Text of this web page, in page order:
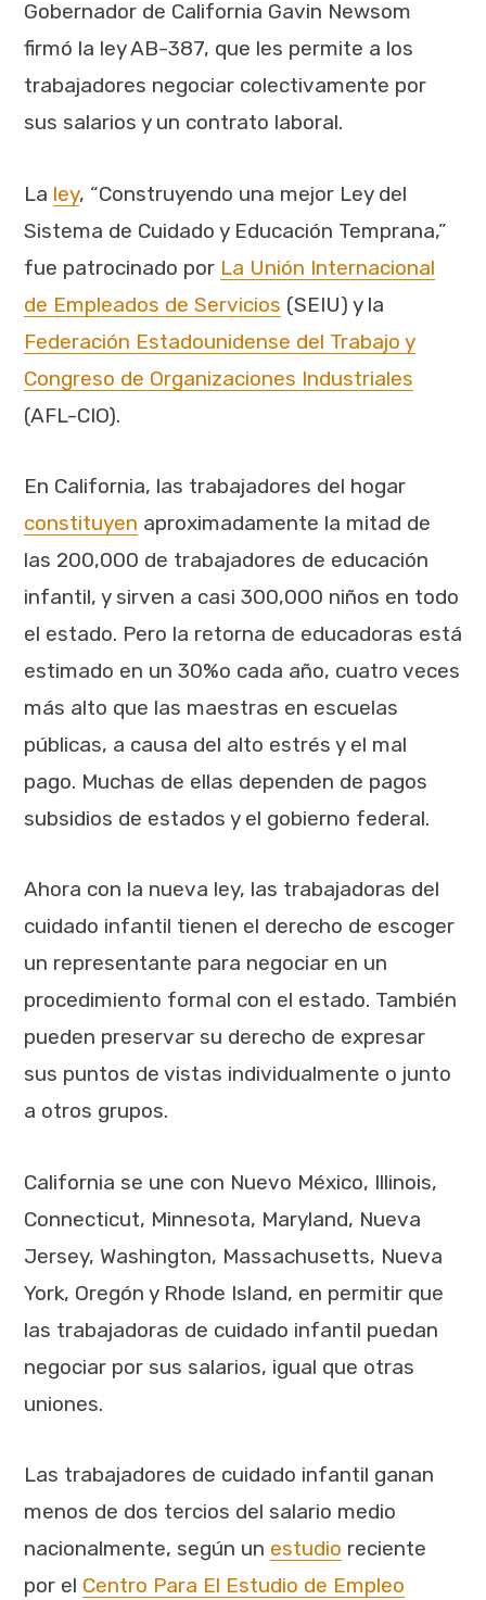
Gobernador de California Gavin Newsom
firmó la ley AB-387, que les permite a los
trabajadores negociar colectivamente por
sus salarios y un contrato laboral.
La ley, “Construyendo una mejor Ley del
Sistema de Cuidado y Educación Temprana,”
fue patrocinado por La Unión Internacional
de Empleados de Servicios (SEIU) y la
Federación Estadounidense del Trabajo y
Congreso de Organizaciones Industriales
(AFL-CIO).
En California, las trabajadores del hogar
constituyen aproximadamente la mitad de
las 200,000 de trabajadores de educación
infantil, y sirven a casi 300,000 niños en todo
el estado. Pero la retorna de educadoras está
estimado en un 30%o cada año, cuatro veces
más alto que las maestras en escuelas
públicas, a causa del alto estrés y el mal
pago. Muchas de ellas dependen de pagos
subsidios de estados y el gobierno federal.
Ahora con la nueva ley, las trabajadoras del
cuidado infantil tienen el derecho de escoger
un representante para negociar en un
procedimiento formal con el estado. También
pueden preservar su derecho de expresar
sus puntos de vistas individualmente o junto
a otros grupos.
California se une con Nuevo México, Illinois,
Connecticut, Minnesota, Maryland, Nueva
Jersey, Washington, Massachusetts, Nueva
York, Oregón y Rhode Island, en permitir que
las trabajadoras de cuidado infantil puedan
negociar por sus salarios, igual que otras
uniones.
Las trabajadores de cuidado infantil ganan
menos de dos tercios del salario medio
nacionalmente, según un estudio reciente
por el Centro Para El Estudio de Empleo